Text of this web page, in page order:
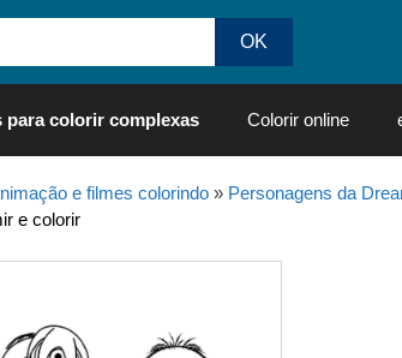
para colorir complexas Colorir online
e filmes colorindo» Personagens da
e colorir